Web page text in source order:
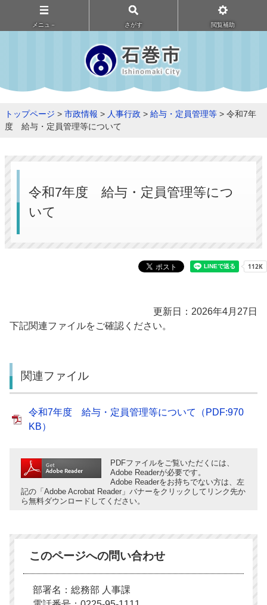
メニュ－ さがす 閲覧補助
トップページ > 市政情報 > 人事行政 > 給与・定員管理等 > 令和7年
度 給与・定員管理等について
令和7年度 給与・定員管理等につ
いて
更新日：2026年4月27日
下記関連ファイルをご確認ください。
関連ファイル
令和7年度 給与・定員管理等について（PDF:970
KB）
PDFファイルをご覧いただくには、
Adobe Readerが必要です。
Adobe Readerをお持ちでない方は、左
記の「Adobe Acrobat Reader」バナーをクリックしてリンク先か
ら無料ダウンロードしてください。
このページへの問い合わせ
部署名：総務部 人事課